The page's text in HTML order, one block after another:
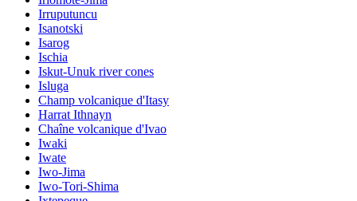
Irruputuncu
Isanotski
Isarog
Ischia
Iskut-Unuk river cones
Isluga
Champ volcanique d'Itasy
Harrat Ithnayn
Chaîne volcanique d'Ivao
Iwaki
Iwate
Iwo-Jima
Iwo-Tori-Shima